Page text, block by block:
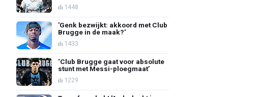
1448
'Genk bezwijkt: akkoord met Club
Brugge in de maak?'
1433
‘Club Brugge gaat voor absolute
stunt met Messi-ploegmaat’
1229